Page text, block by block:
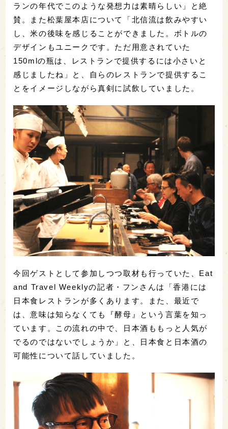
ランの年代でこのような発想力は素晴らしい」と絶
賛。また松葉屋本店について「北信流は飲みやすい
し、米の後味を感じることができました。ボトルの
デザインもユニークです。ただ用意されていた
150mlの瓶は、レストランで提供するには小さいと
感じましたね」と、自らのレストランで提供するこ
とをイメージしながら真剣に試飲していました。
今回ゲストとして参加しつつ取材も行っていた、Eat
and Travel Weeklyの記者・フンさんは「香港には
日本食レストランが多くあります。また、最近で
は、意味は知らなくても『酵母』という言葉を知っ
ています。この流れの中で、日本酒ももっと人気が
でるのではないでしょうか」と、日本食と日本酒の
可能性について話していました。